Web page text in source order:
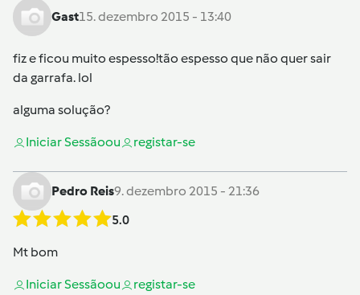
Gast15. dezembro 2015 - 13:40
fiz e ficou muito espesso!tão espesso que não quer sair
da garrafa. lol
alguma solução?
Iniciar Sessãoou registar-se
Pedro Reis9. dezembro 2015 - 21:36
5.0
Mt bom
Iniciar Sessãoou registar-se